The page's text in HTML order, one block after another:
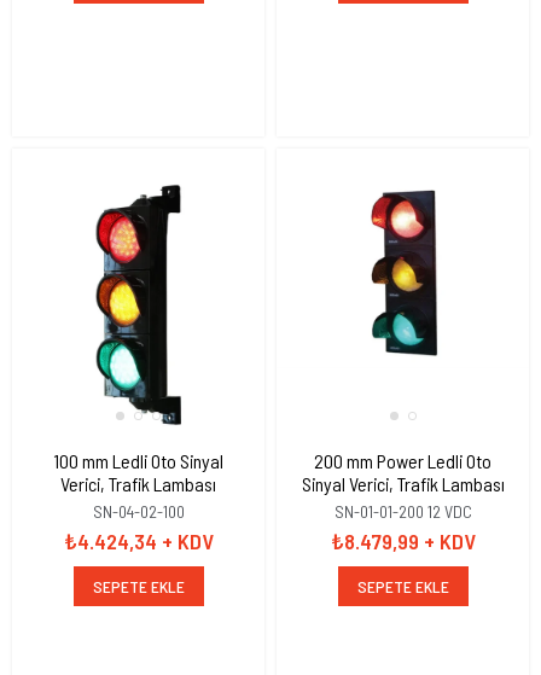
100 mm Ledli Oto Sinyal
Verici, Trafik Lambası
SN-04-02-100
₺4.424,34 + KDV
SEPETE EKLE
200 mm Power Ledli Oto
Sinyal Verici, Trafik Lambası
SN-01-01-200 12 VDC
₺8.479,99 + KDV
SEPETE EKLE